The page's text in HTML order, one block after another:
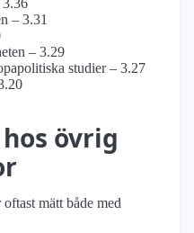
3.36
– 3.31
– 3.29
studier – 3.27
övrig
mätt både med